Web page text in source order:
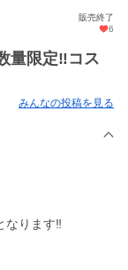
販売終了
6
量限定‼︎コス
みんなの投稿を見る
なります‼︎